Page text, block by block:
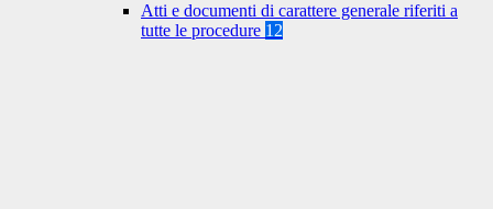
Atti e documenti di carattere generale riferiti a
tutte le procedure 12